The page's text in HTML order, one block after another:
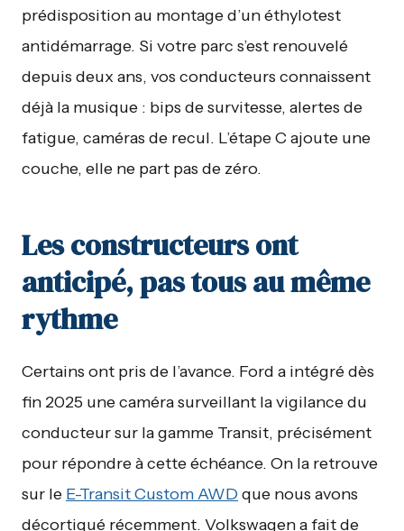
prédisposition au montage d’un éthylotest
antidémarrage. Si votre parc s’est renouvelé
depuis deux ans, vos conducteurs connaissent
déjà la musique : bips de survitesse, alertes de
fatigue, caméras de recul. L’étape C ajoute une
couche, elle ne part pas de zéro.
Les constructeurs ont
anticipé, pas tous au même
rythme
Certains ont pris de l’avance. Ford a intégré dès
fin 2025 une caméra surveillant la vigilance du
conducteur sur la gamme Transit, précisément
pour répondre à cette échéance. On la retrouve
sur le E-Transit Custom AWD que nous avons
décortiqué récemment. Volkswagen a fait de